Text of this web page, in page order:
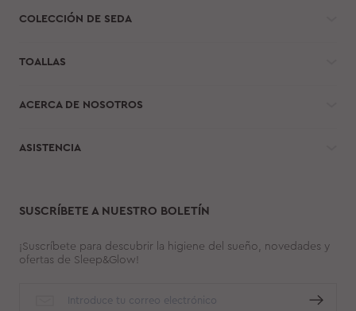
COLECCIÓN DE SEDA
TOALLAS
ACERCA DE NOSOTROS
ASISTENCIA
SUSCRÍBETE A NUESTRO BOLETÍN
¡Suscríbete para descubrir la higiene del sueño, novedades y
ofertas de Sleep&Glow!